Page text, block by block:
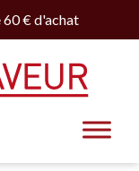
€ d'achat